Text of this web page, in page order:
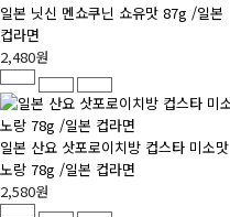
일본 닛신 멘쇼쿠닌 쇼유맛 87g /일본
컵라면
2,480원
일본 산요 삿포로이치방 컵스타 미소맛
노랑 78g /일본 컵라면
2,580원